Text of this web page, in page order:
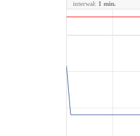
interwał: 1 min.